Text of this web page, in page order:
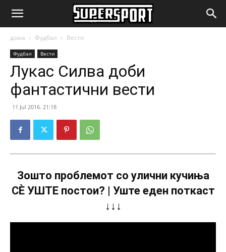
SuperSport.mk
дома Фудбал Вести
Фудбал Вести
Лукас Силва доби
фантастични вести
11 Jul 2016. 21:18
Зошто проблемот со улични кучиња
СÈ УШТЕ постои? | Уште еден поткаст
↓↓↓